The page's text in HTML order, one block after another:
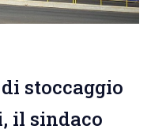
stoccaggio
il sindaco